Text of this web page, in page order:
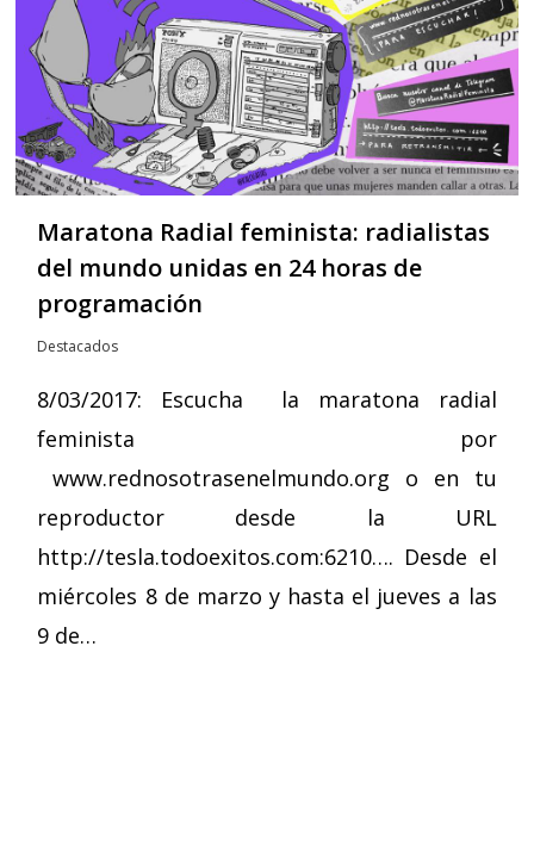
Maratona Radial feminista: radialistas
del mundo unidas en 24 horas de
programación
Destacados
8/03/2017: Escucha la maratona radial
feminista por
www.rednosotrasenelmundo.org o en tu
reproductor desde la URL
http://tesla.todoexitos.com:6210…. Desde el
miércoles 8 de marzo y hasta el jueves a las
9 de…